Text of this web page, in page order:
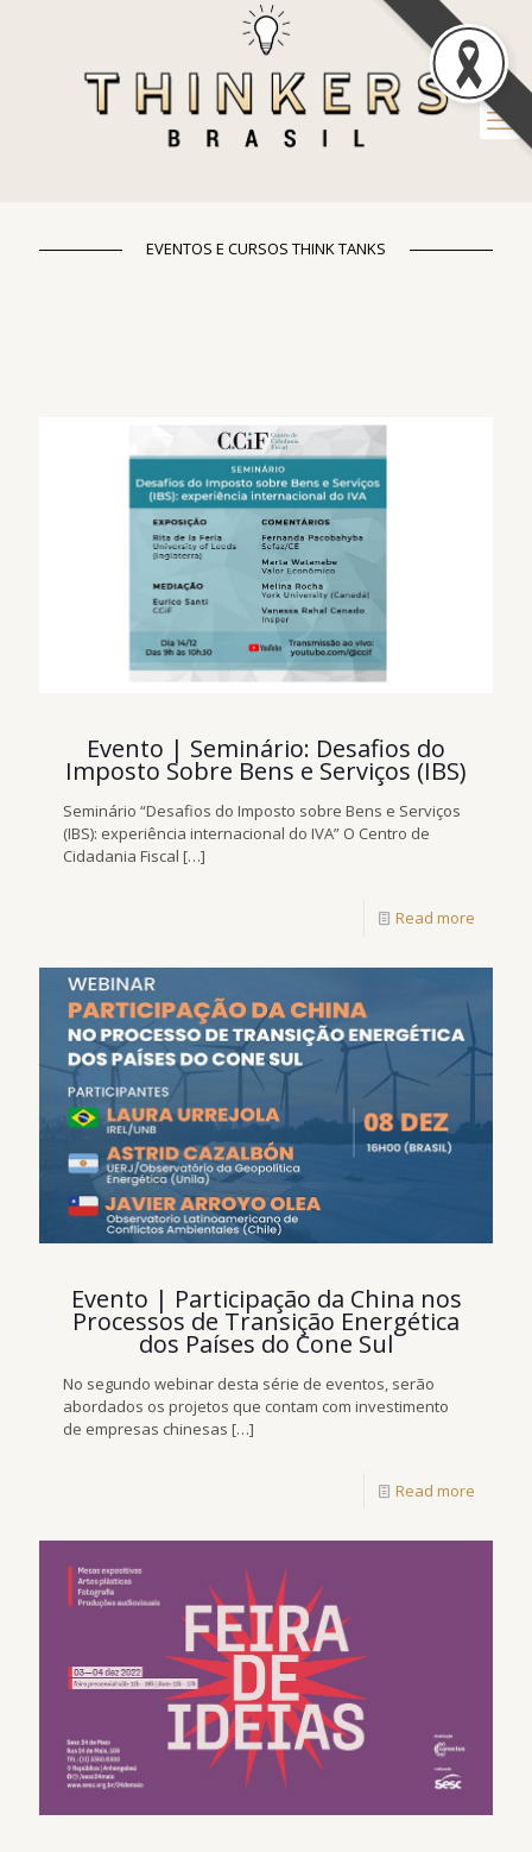
EVENTOS E CURSOS THINK TANKS
Evento | Seminário: Desafios do
Imposto Sobre Bens e Serviços (IBS)
Seminário “Desafios do Imposto sobre Bens e Serviços
(IBS): experiência internacional do IVA” O Centro de
Cidadania Fiscal […]
Read more
Evento | Participação da China nos
Processos de Transição Energética
dos Países do Cone Sul
No segundo webinar desta série de eventos, serão
abordados os projetos que contam com investimento
de empresas chinesas […]
Read more